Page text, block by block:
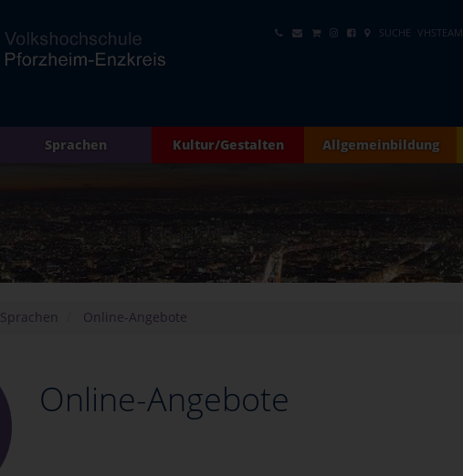
SUCHE VHSTEAM
Sprachen Kultur/Gestalten Allgemeinbildung
Sprachen Online-Angebote
Online-Angebote